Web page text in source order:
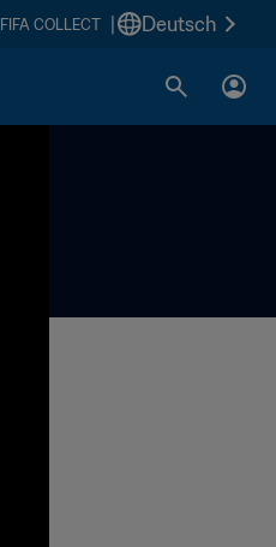
FIFA COLLECT Deutsch